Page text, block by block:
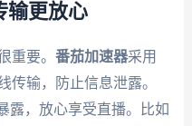
输更放心
重要。 番茄加速器采用
传输，防止信息泄露。
露，放心享受直播。比如